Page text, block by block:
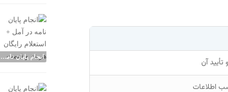
آن
اطلاعات
انجام پایان نامه شهرها